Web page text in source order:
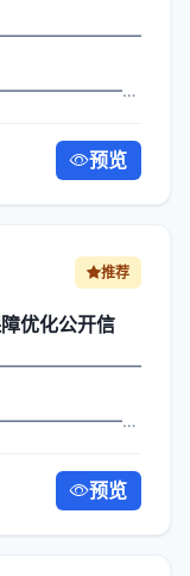
预览
推荐
优化公开信
预览